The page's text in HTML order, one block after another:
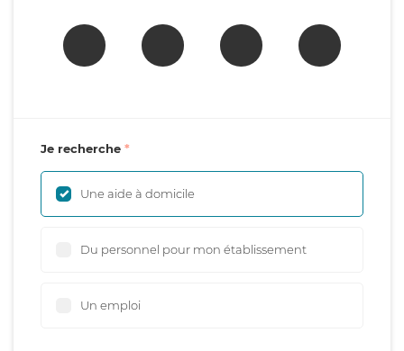
Je recherche
Une aide à domicile
Du personnel pour mon établissement
Un emploi